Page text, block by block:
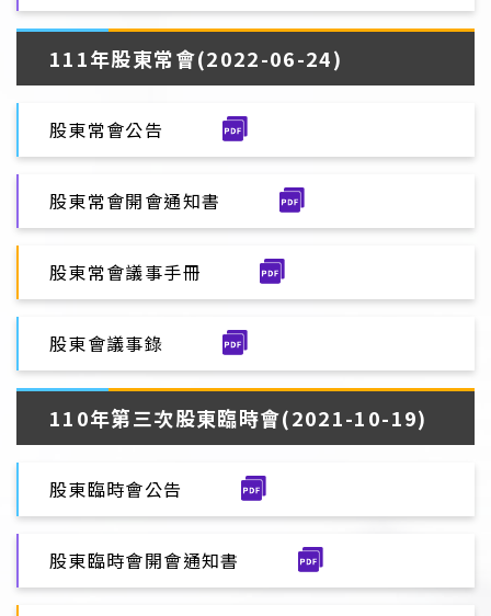
111年股東常會(2022-06-24)
股東常會公告
股東常會開會通知書
股東常會議事手冊
股東會議事錄
110年第三次股東臨時會(2021-10-19)
股東臨時會公告
股東臨時會開會通知書